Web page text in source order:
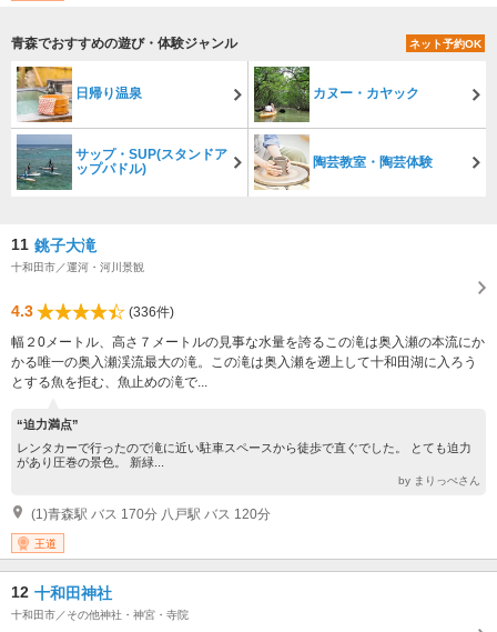
青森でおすすめの遊び・体験ジャンル ネット予約OK
日帰り温泉 カヌー・カヤック
サップ・SUP(スタンドア
ップパドル)
陶芸教室・陶芸体験
11 銚子大滝
十和田市／運河・河川景観
4.3
(336件)
幅２0メートル、高さ７メートルの見事な水量を誇るこの滝は奥入瀬の本流にか
かる唯一の奥入瀬渓流最大の滝。この滝は奥入瀬を遡上して十和田湖に入ろう
とする魚を拒む、魚止めの滝で...
“迫力満点”
レンタカーで行ったので滝に近い駐車スペースから徒歩で直ぐでした。 とても迫力
があり圧巻の景色。 新緑...
by まりっぺさん
(1)青森駅 バス 170分 八戸駅 バス 120分
王道
12 十和田神社
十和田市／その他神社・神宮・寺院